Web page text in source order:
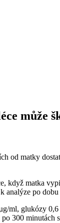
může
od matky
když matka
analýze po
ml, glukózy
300